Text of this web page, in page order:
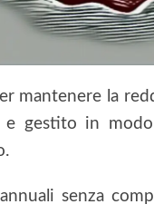
mantenere la
e gestito in
senza